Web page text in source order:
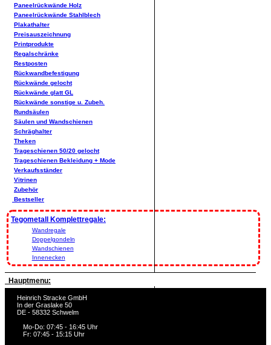
Paneelrückwände Holz
Paneelrückwände Stahlblech
Plakathalter
Preisauszeichnung
Printprodukte
Regalschränke
Restposten
Rückwandbefestigung
Rückwände gelocht
Rückwände glatt GL
Rückwände sonstige u. Zubeh.
Rundsäulen
Säulen und Wandschienen
Schräghalter
Theken
Trageschienen 50/20 gelocht
Trageschienen Bekleidung + Mode
Verkaufsständer
Vitrinen
Zubehör
Bestseller
Tegometall Komplettregale:
Wandregale
Doppelgondeln
Wandschienen
Innenecken
Hauptmenu:
Heinrich Stracke GmbH
In der Graslake 50
DE - 58332 Schwelm
Mo-Do: 07:45 - 16:45 Uhr
Fr: 07:45 - 15:15 Uhr